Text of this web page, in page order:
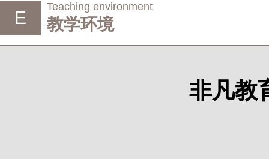
E
Teaching environment
教学环境
非凡教